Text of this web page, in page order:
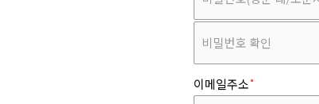
이메일주소